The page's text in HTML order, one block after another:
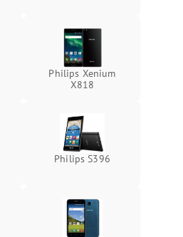
Philips Xenium
X818
Philips S396